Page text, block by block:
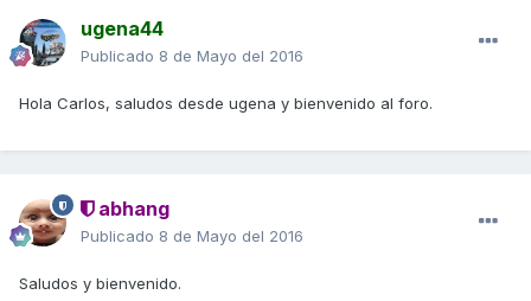
ugena44
Publicado 8 de Mayo del 2016
Hola Carlos, saludos desde ugena y bienvenido al foro.
abhang
Publicado 8 de Mayo del 2016
Saludos y bienvenido.